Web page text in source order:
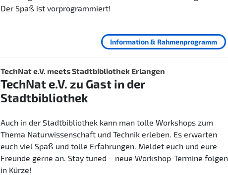
Der Spaß ist vorprogrammiert!
Information & Rahmenprogramm
TechNat e.V. meets Stadtbibliothek Erlangen
TechNat e.V. zu Gast in der
Stadtbibliothek
Auch in der Stadtbibliothek kann man tolle Workshops zum
Thema Naturwissenschaft und Technik erleben. Es erwarten
euch viel Spaß und tolle Erfahrungen. Meldet euch und eure
Freunde gerne an. Stay tuned – neue Workshop-Termine folgen
in Kürze!